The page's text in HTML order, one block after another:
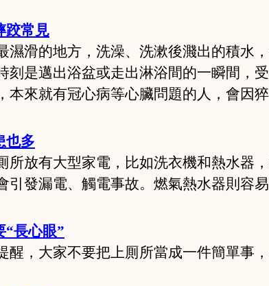
跤常見
濕滑的地方，洗澡、洗漱後濺出的積水
刻是邁出浴盆或走出淋浴間的一瞬間，
本來就有冠心病等心臟問題的人，會因
也多
所放有大型家電，比如洗衣機和熱水器
引發漏電、觸電事故。燃氣熱水器則容易
“長心眼”
醒，大家不要把上厠所當成一件簡單事